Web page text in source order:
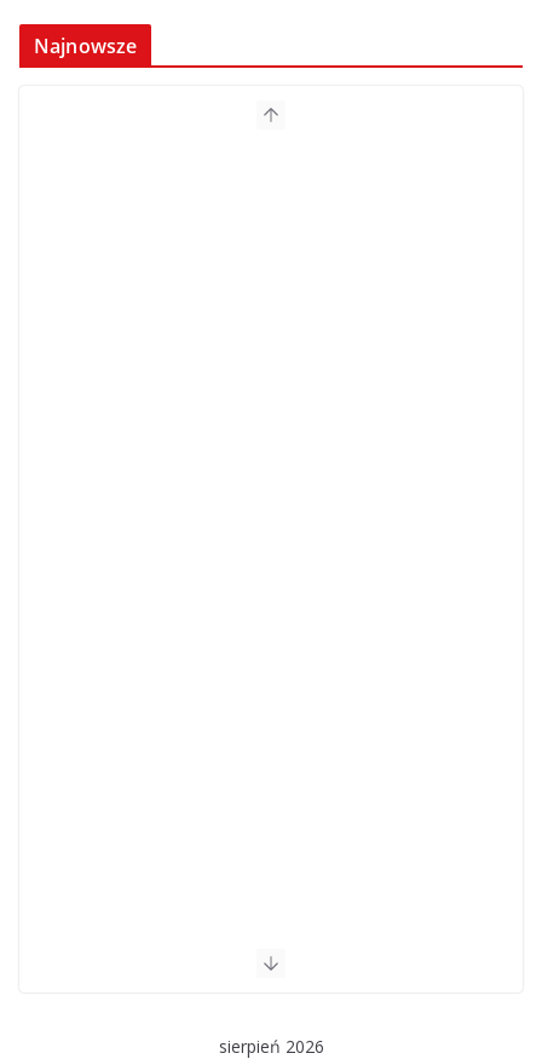
Najnowsze
sierpień 2026